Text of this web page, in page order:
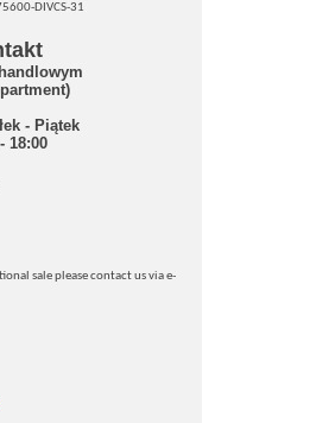
DIVCS-31
- Piątek
18:00
sale please contact us via e-